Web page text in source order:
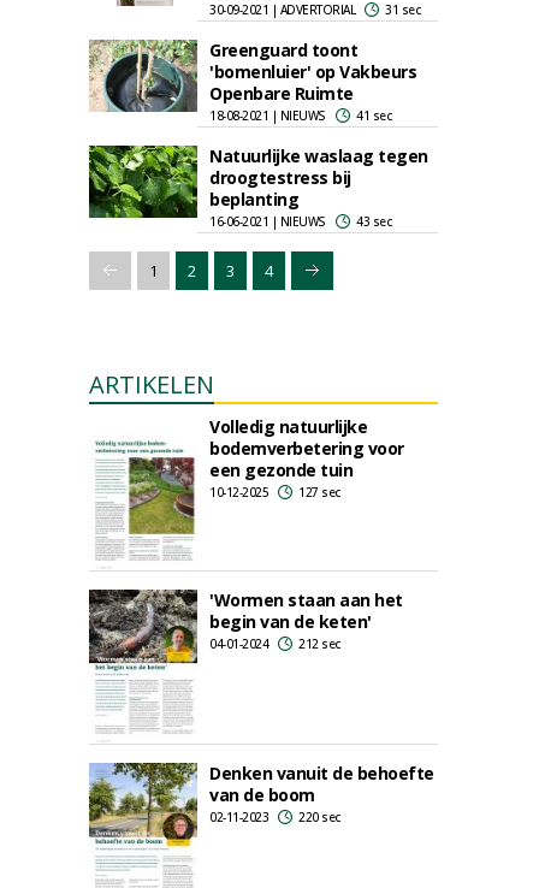
30-09-2021 | ADVERTORIAL 31 sec
Greenguard toont
'bomenluier' op Vakbeurs
Openbare Ruimte
18-08-2021 | NIEUWS 41 sec
Natuurlijke waslaag tegen
droogtestress bij
beplanting
16-06-2021 | NIEUWS 43 sec
1 2 3 4
ARTIKELEN
Volledig natuurlijke
bodemverbetering voor
een gezonde tuin
10-12-2025 127 sec
'Wormen staan aan het
begin van de keten'
04-01-2024 212 sec
Denken vanuit de behoefte
van de boom
02-11-2023 220 sec